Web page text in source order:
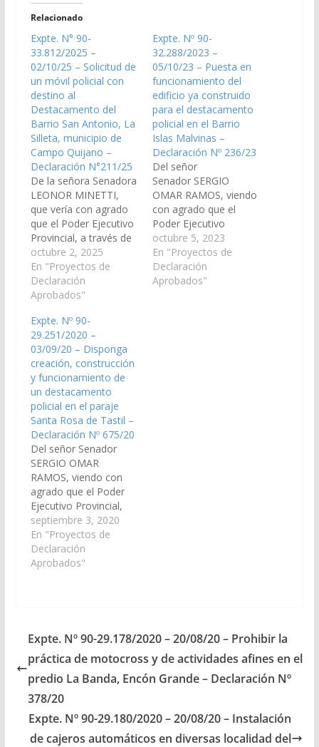
Relacionado
Expte. N° 90-
33.812/2025 –
02/10/25 – Solicitud de
un móvil policial con
destino al
Destacamento del
Barrio San Antonio, La
Silleta, municipio de
Campo Quijano –
Declaración N°211/25
De la señora Senadora
LEONOR MINETTI,
que vería con agrado
que el Poder Ejecutivo
Provincial, a través de
los organismos que
correspondan, arbitre
las medidas que
resulten necesarias
un móvil policial con
destino al
Destacamento del
Barrio San Antonio, La
Silleta, municipio de
Campo Quijano,
departamento…
octubre 2, 2025
En "Proyectos de
Declaración
Aprobados"
Expte. Nº 90-
32.288/2023 –
05/10/23 – Puesta en
funcionamiento del
edificio ya construido
para el destacamento
policial en el Barrio
Islas Malvinas –
Declaración Nº 236/23
Del señor
Senador SERGIO
OMAR RAMOS, viendo
con agrado que el
Poder Ejecutivo
Provincial, a través del
Ministerio de
Seguridad y Justicia,
disponga los recursos
octubre 5, 2023
En "Proyectos de
Declaración
Aprobados"
Expte. Nº 90-
29.251/2020 –
03/09/20 – Disponga
creación, construcción
y funcionamiento de
un destacamento
policial en el paraje
Santa Rosa de Tastil –
Declaración Nº 675/20
Del señor Senador
SERGIO OMAR
RAMOS, viendo con
agrado que el Poder
Ejecutivo Provincial,
disponga creación,
construcción y
funcionamiento de un
destacamento policial
90-29.251/2020, a la
Comisión de
Legislación General,
del Trabajo y Régimen
Previsional).
Declaración Nº
675/20…
septiembre 3, 2020
En "Proyectos de
Declaración
Aprobados"
Expte. Nº 90-29.178/2020 – 20/08/20 – Prohibir la
práctica de motocross y de actividades afines en el
predio La Banda, Encón Grande – Declaración Nº
378/20
Expte. Nº 90-29.180/2020 – 20/08/20 – Instalación
de cajeros automáticos en diversas localidad del